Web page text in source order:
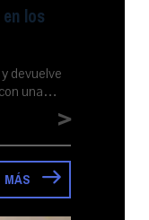
los
devuelve
una…
>
MÁS